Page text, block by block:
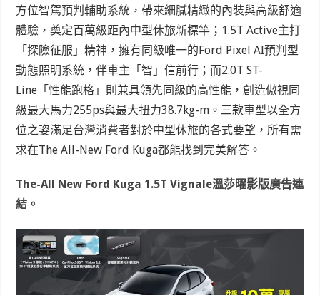
方位智駕預判輔助系統，帶來細膩精緻的內裝與高級舒適
體驗，奠定百萬級距內中型休旅新標竿；1.5T Active主打
「探險征服」精神，擁有同級唯一的Ford Pixel AI預判型
動態照明系統，伴車主「智」信前行；而2.0T ST-
Line「性能跑格」則兼具領先同級的高性能，創造傲視同
級最大馬力255ps與最大扭力38.7kg-m。三款車型以全方
位之姿滿足台灣消費者對於中型休旅的各式要望，所有需
求在The All-New Ford Kuga都能找到完美解答。
The-All New Ford Kuga 1.5T Vignale溫莎曜影版廣告連
結。